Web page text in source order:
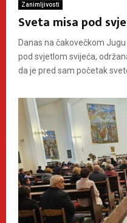
Zanimljivosti
Sveta misa pod
Danas na čakovečkom
pod svjetlom svijeća,
da je pred sam početak